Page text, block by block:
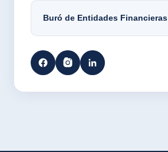
Buró de Entidades Financieras